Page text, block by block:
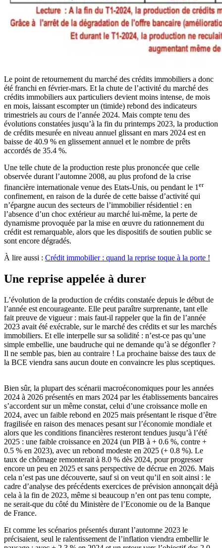
Le point de retournement du marché des crédits immobiliers a donc
été franchi en février-mars. Et la chute de l’activité du marché des
crédits immobiliers aux particuliers devient moins intense, de mois
en mois, laissant escompter un (timide) rebond des indicateurs
trimestriels au cours de l’année 2024. Mais compte tenu des
évolutions constatées jusqu’à la fin du printemps 2023, la production
de crédits mesurée en niveau annuel glissant en mars 2024 est en
baisse de 40.9 % en glissement annuel et le nombre de prêts
accordés de 35.4 %.
Une telle chute de la production reste plus prononcée que celle
observée durant l’automne 2008, au plus profond de la crise
financière internationale venue des Etats-Unis, ou pendant le 1er
confinement, en raison de la durée de cette baisse d’activité qui
n’épargne aucun des secteurs de l’immobilier résidentiel : en
l’absence d’un choc extérieur au marché lui-même, la perte de
dynamisme provoquée par la mise en œuvre du rationnement du
crédit est remarquable, alors que les dispositifs de soutien public se
sont encore dégradés.
À lire aussi : Crédit immobilier : quand la reprise toque à la porte !
Une reprise appelée à durer
L’évolution de la production de crédits constatée depuis le début de
l’année est encourageante. Elle peut paraître surprenante, tant elle
fait preuve de vigueur : mais faut-il rappeler que la fin de l’année
2023 avait été exécrable, sur le marché des crédits et sur les marchés
immobiliers. Et elle interpelle sur sa solidité : n’est-ce pas qu’une
simple embellie, une baudruche qui ne demande qu’à se dégonfler ?
Il ne semble pas, bien au contraire ! La prochaine baisse des taux de
la BCE viendra sans aucun doute en convaincre les plus sceptiques.
Bien sûr, la plupart des scénarii macroéconomiques pour les années
2024 à 2026 présentés en mars 2024 par les établissements bancaires
s’accordent sur un même constat, celui d’une croissance molle en
2024, avec un faible rebond en 2025 mais présentant le risque d’être
fragilisée en raison des menaces pesant sur l’économie mondiale et
alors que les conditions financières resteront tendues jusqu’à l’été
2025 : une faible croissance en 2024 (un PIB à + 0.6 %, contre +
0.5 % en 2023), avec un rebond modeste en 2025 (+ 0.8 %). Le
taux de chômage remonterait à 8.0 % dès 2024, pour progresser
encore un peu en 2025 et sans perspective de décrue en 2026. Mais
cela n’est pas une découverte, sauf si on veut qu’il en soit ainsi : le
cadre d’analyse des précédents exercices de prévision annonçait déjà
cela à la fin de 2023, même si beaucoup n’en ont pas tenu compte,
ne serait-que du côté du Ministère de l’Economie ou de la Banque
de France.
Et comme les scénarios présentés durant l’automne 2023 le
précisaient, seul le ralentissement de l’inflation viendra embellir le